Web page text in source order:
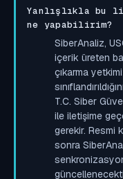
Yanlışlıkla bu
ne yapabilirim?
SiberAnaliz,
içerik üreten
çıkarma
T.C. Siber
ile iletişime
gerekir. Resmi
sonra